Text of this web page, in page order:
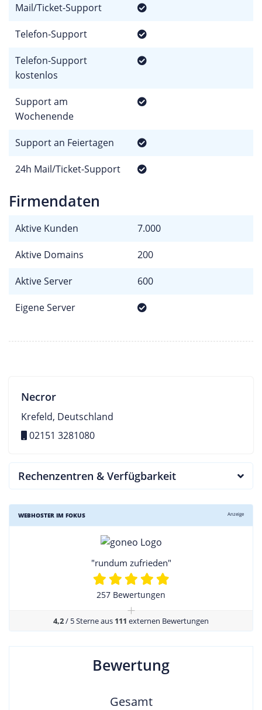
Mail/Ticket-Support
Telefon-Support
Telefon-Support
kostenlos
Support am
Wochenende
Support an Feiertagen
24h Mail/Ticket-Support
Firmendaten
Aktive Kunden 7.000
Aktive Domains 200
Aktive Server 600
Eigene Server
Necror
Krefeld, Deutschland
02151 3281080
Rechenzentren & Verfügbarkeit
WEBHOSTER IM FOKUS Anzeige
"rundum zufrieden"
257 Bewertungen
+
4,2/ 5 Sterne aus 111 externen Bewertungen
Bewertung
Gesamt